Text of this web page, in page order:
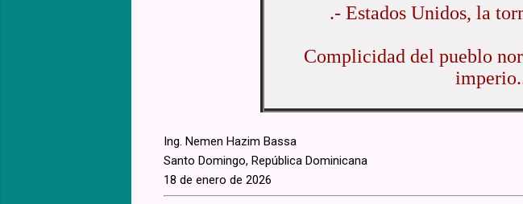
.- Estados Unidos, la
Complicidad del pueblo
Ing. Nemen Hazim Bassa
Santo Domingo, República Dominicana
18 de enero de 2026